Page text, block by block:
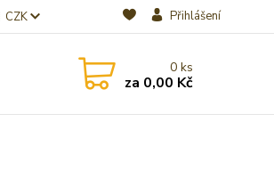
CZK Přihlášení
0ks
za 0,00 Kč